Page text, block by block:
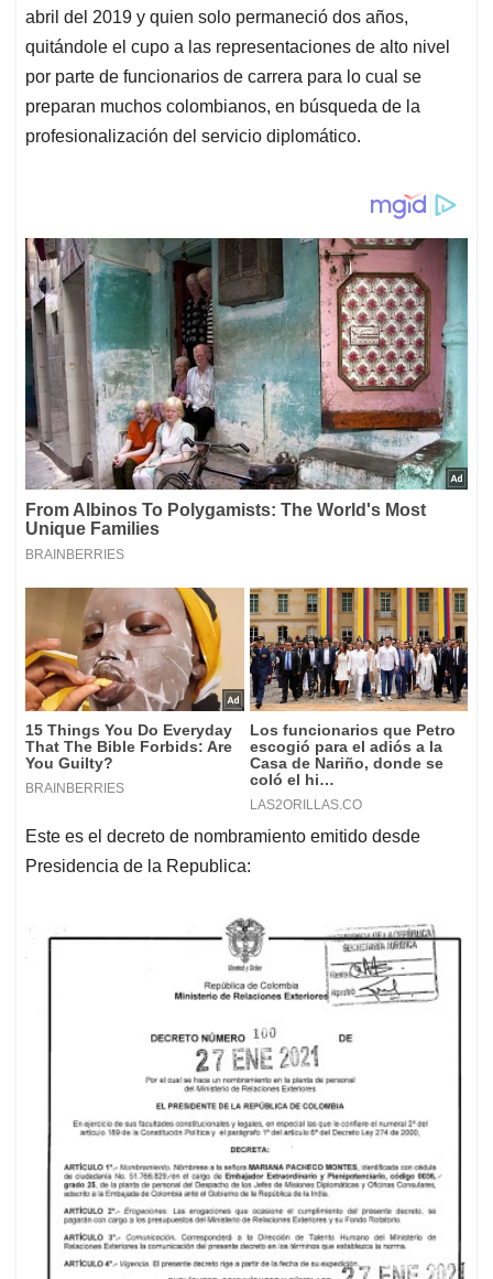
abril del 2019 y quien solo permaneció dos años,
quitándole el cupo a las representaciones de alto nivel
por parte de funcionarios de carrera para lo cual se
preparan muchos colombianos, en búsqueda de la
profesionalización del servicio diplomático.
Este es el decreto de nombramiento emitido desde
Presidencia de la Republica: